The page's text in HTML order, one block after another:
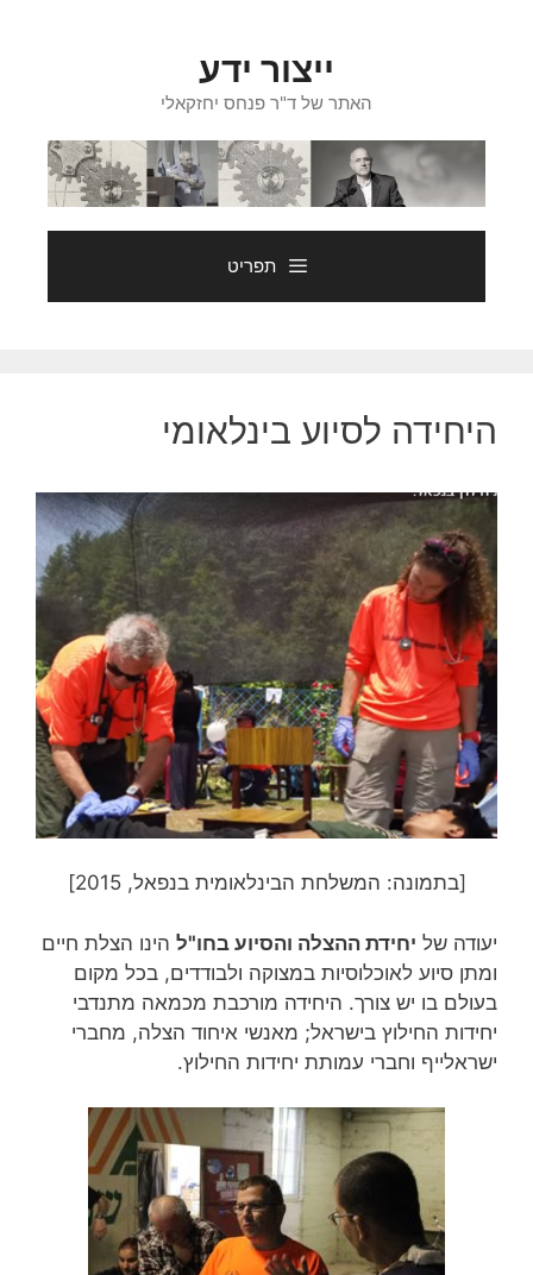
ייצור ידע
האתר של ד"ר פנחס יחזקאלי
תפריט
היחידה לסיוע בינלאומי
[בתמונה: המשלחת הבינלאומית בנפאל, 2015]
יעודה של יחידת ההצלה והסיוע בחו"ל הינו הצלת חיים
ומתן סיוע לאוכלוסיות במצוקה ולבודדים, בכל מקום
בעולם בו יש צורך. היחידה מורכבת מכמאה מתנדבי
יחידות החילוץ בישראל; מאנשי איחוד הצלה, מחברי
ישראלייף וחברי עמותת יחידות החילוץ.